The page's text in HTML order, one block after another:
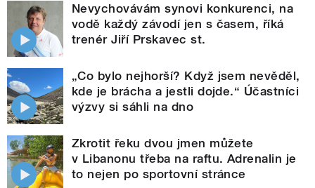
Nevychovávám synovi konkurenci, na
vodě každý závodí jen s časem, říká
trenér Jiří Prskavec st.
„Co bylo nejhorší? Když jsem nevěděl,
kde je brácha a jestli dojde.“ Účastníci
výzvy si sáhli na dno
Zkrotit řeku dvou jmen můžete
v Libanonu třeba na raftu. Adrenalin je
to nejen po sportovní stránce